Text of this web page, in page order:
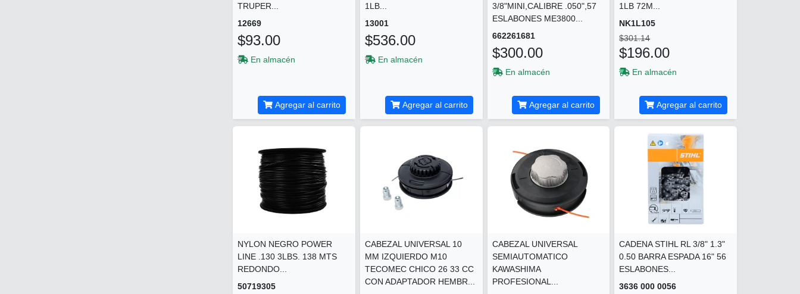
TRUPER...
12669
$93.00
En almacén
Agregar al carrito
1LB...
13001
$536.00
En almacén
Agregar al carrito
3/8"MINI,CALIBRE .050",57
ESLABONES ME3800...
662261681
$300.00
En almacén
Agregar al carrito
1LB 72M...
NK1L105
$301.14
$196.00
En almacén
Agregar al carrito
NYLON NEGRO POWER
LINE .130 3LBS. 138 MTS
REDONDO...
50719305
CABEZAL UNIVERSAL 10
MM IZQUIERDO M10
TECOMEC CHICO 26 33 CC
CON ADAPTADOR HEMBR...
CABEZAL UNIVERSAL
SEMIAUTOMATICO
KAWASHIMA
PROFESIONAL...
CADENA STIHL RL 3/8" 1.3"
0.50 BARRA ESPADA 16" 56
ESLABONES...
3636 000 0056